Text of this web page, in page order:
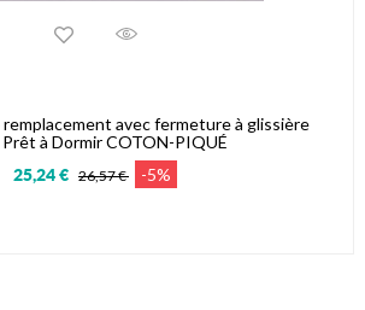
avec fermeture à glissière
à Dormir COTON-PIQUÉ
25,24 € 26,57 € -5%